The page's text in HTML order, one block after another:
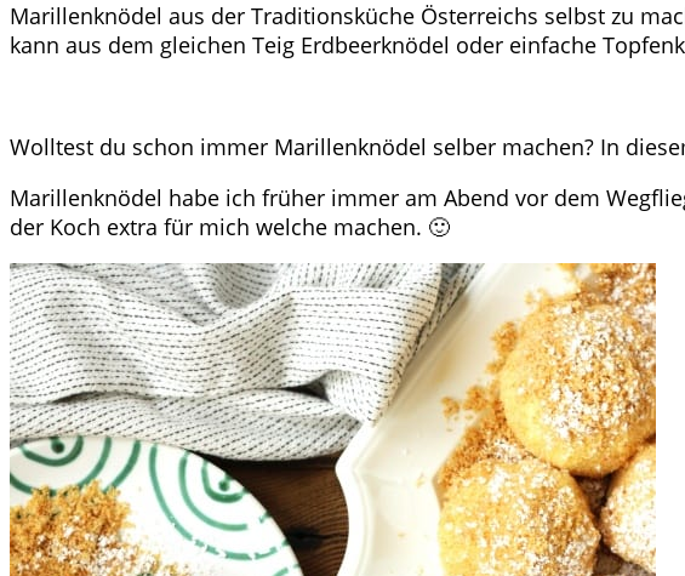
Marillenknödel aus der Traditionsküche Österreichs selbst zu
kann aus dem gleichen Teig Erdbeerknödel oder einfache
Wolltest du schon immer Marillenknödel selber machen? In
Marillenknödel habe ich früher immer am Abend vor dem
der Koch extra für mich welche machen. 🙂